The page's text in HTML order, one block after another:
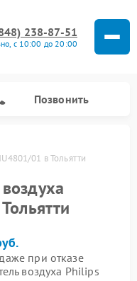
238-87-51
с 10:00 до 20:00
Позвонить
01 в Тольятти
при отказе
воздуха Philips